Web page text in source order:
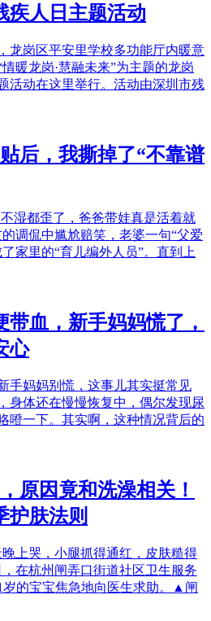
疾人日主题活动
龙岗区平安里学校多功能厅内暖意
暖龙岗·慧融未来”为主题的龙岗
活动在这里举行。活动由深圳市残
后，我撕掉了“不靠谱
湿都歪了，爸爸带娃真是活着就
调侃中尴尬赔笑，老婆一句“父爱
家里的“育儿编外人员”。直到上
血，新手妈妈慌了，
心
手妈妈别慌，这事儿其实挺常见
身体还在慢慢恢复中，偶尔发现尿
噔一下。其实啊，这种情况背后的
原因竟和洗澡相关！
护肤法则
上哭，小腿抓得通红，皮肤糙得
在杭州闸弄口街道社区卫生服务
的宝宝焦急地向医生求助。▲闸